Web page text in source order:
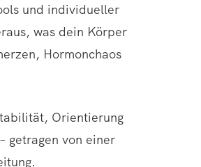
und individueller
was dein Körper
Hormonchaos
Orientierung
getragen von einer